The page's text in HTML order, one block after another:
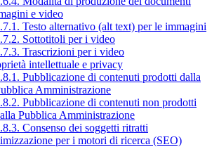
e video
Testo alternativo (alt text) per le immagini
Sottotitoli per i video
Trascrizioni per i video
intellettuale e privacy
Pubblicazione di contenuti prodotti dalla
Amministrazione
Pubblicazione di contenuti non prodotti
Pubblica Amministrazione
Consenso dei soggetti ritratti
per i motori di ricerca (SEO)